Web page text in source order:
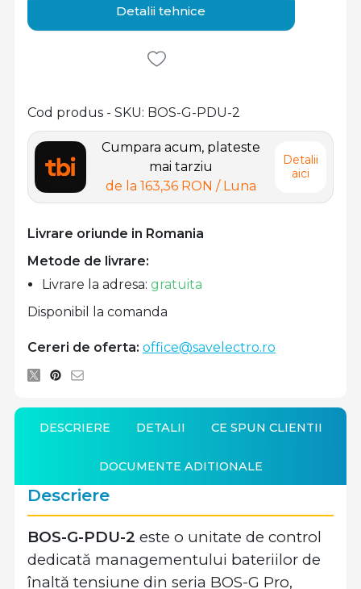
Cumpara acum, plateste
mai tarziu
de la 163,36 RON / Luna
Detalii
aici
Livrare oriunde in Romania
Cod produs - SKU BOS-G-PDU-2
Metode de livrare:
Livrare la adresa:gratuita
Disponibil la comanda
Detalii tehnice
Cereri de oferta: office@savelectro.ro
DESCRIERE DETALII CE SPUN CLIENTII
DOCUMENTE ADITIONALE
Descriere
BOS-G-PDU-2 este o unitate de control
dedicată managementului bateriilor de
înaltă tensiune din seria BOS-G Pro,